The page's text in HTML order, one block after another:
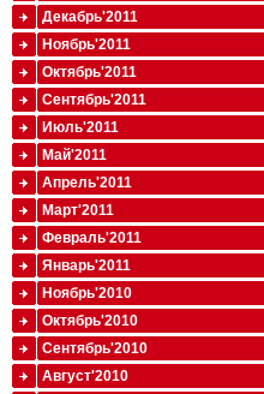
Декабрь'2011
Ноябрь'2011
Октябрь'2011
Сентябрь'2011
Июль'2011
Май'2011
Апрель'2011
Март'2011
Февраль'2011
Январь'2011
Ноябрь'2010
Октябрь'2010
Сентябрь'2010
Август'2010